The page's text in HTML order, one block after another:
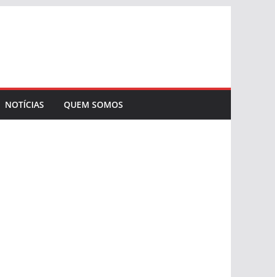
NOTÍCIAS QUEM SOMOS